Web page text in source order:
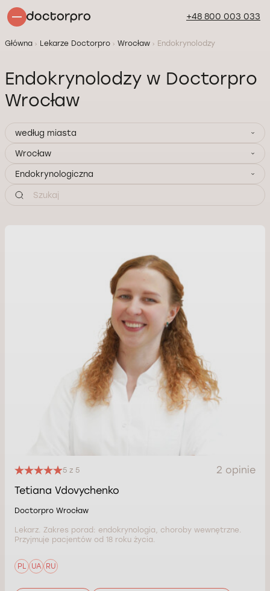
+48 800 003 033
Główna Lekarze Doctorpro Wrocław Endokrynolodzy
Endokrynolodzy w Doctorpro
Wrocław
według miasta
Wrocław
Endokrynologiczna
5 z 5
2 opinie
Tetiana Vdovychenko
Doctorpro Wrocław
Lekarz. Zakres porad: endokrynologia, choroby wewnętrzne.
Przyjmuje pacjentów od 18 roku życia.
PL UA RU